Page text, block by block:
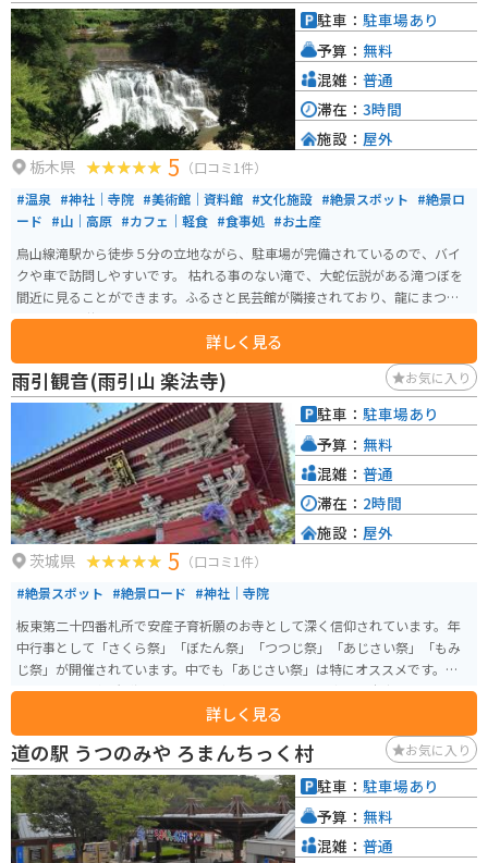
な観光地です。ホンダの製品開発の歴史とその背景にある情熱を深く理解す
ることができます。
栃木県 5 （口コミ1件）
#温泉 #神社｜寺院 #美術館｜資料館 #文化施設 #絶景スポット #絶景ロ
ード #山｜高原 #カフェ｜軽食 #食事処 #お土産
烏山線滝駅から徒歩５分の立地ながら、駐車場が完備されているので、バイ
クや車で訪問しやすいです。 枯れる事のない滝で、大蛇伝説がある滝つぼを
間近に見ることができます。ふるさと民芸館が隣接されており、龍にまつわ
る伝承や伝説の龍について知ることができます。
詳しく見る
駐車： 駐車場あり
予算： 無料
混雑： 普通
滞在： 3時間
施設： 屋外
雨引観音(雨引山 楽法寺) お気に入り
茨城県 5 （口コミ1件）
#絶景スポット #絶景ロード #神社｜寺院
板東第二十四番札所で安産子育祈願のお寺として深く信仰されています。年
中行事として「さくら祭」「ぼたん祭」「つつじ祭」「あじさい祭」「もみ
じ祭」が開催されています。中でも「あじさい祭」は特にオススメです。各地
にあじさいの名所が沢山ありますが、それらに負けず劣らず本当に素晴らし
詳しく見る
駐車： 駐車場あり
予算： 無料
混雑： 普通
滞在： 2時間
施設： 屋外
道の駅 うつのみや ろまんちっく村 お気に入り
駐車： 駐車場あり
予算： 無料
混雑： 普通